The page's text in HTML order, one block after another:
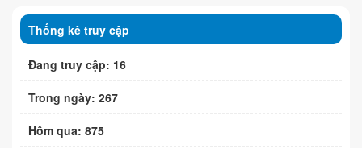
Thống kê truy cập
Đang truy cập: 16
Trong ngày: 267
Hôm qua: 875